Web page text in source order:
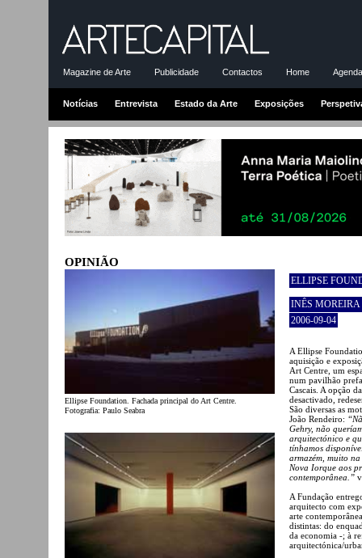
Magazine de Arte Publicidade Contactos Home
Notícias Entrevista Estado da Arte Exposições
OPINIÃO
Ellipse Foundation. Fachada principal do Art Centre.
Fotografia: Paulo Seabra
ELLIPSE
INÊS MOREIRA
2006-09-04
A Ellipse
aquisição e
Art Centre, um
num pavilhão
Cascais. A opção
desactivado,
São diversas as
João Rendeiro:
Gehry, não
arquitectónico e
tínhamos
armazém, muito
Nova Iorque aos
contemporânea.”
A Fundação
arquitecto com
arte
distintas: do
da economia -; à
arquitectónica/